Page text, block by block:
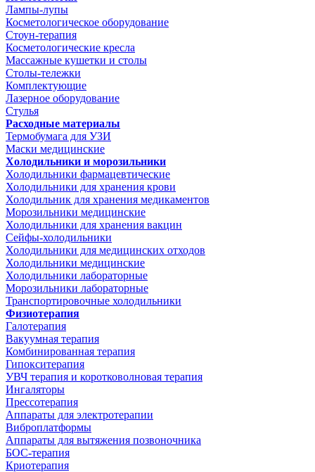
Лампы-лупы
Косметологическое оборудование
Стоун-терапия
Косметологические кресла
Массажные кушетки и столы
Столы-тележки
Комплектующие
Лазерное оборудование
Стулья
Расходные материалы
Термобумага для УЗИ
Маски медицинские
Холодильники и морозильники
Холодильники фармацевтические
Холодильники для хранения крови
Холодильник для хранения медикаментов
Морозильники медицинские
Холодильники для хранения вакцин
Сейфы-холодильники
Холодильники для медицинских отходов
Холодильники медицинские
Холодильники лабораторные
Морозильники лабораторные
Транспортировочные холодильники
Физиотерапия
Галотерапия
Вакуумная терапия
Комбинированная терапия
Гипокситерапия
УВЧ терапия и коротковолновая терапия
Ингаляторы
Прессотерапия
Аппараты для электротерапии
Виброплатформы
Аппараты для вытяжения позвоночника
БОС-терапия
Криотерапия